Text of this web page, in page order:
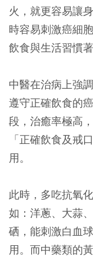
火，就更容易讓
時容易刺激癌細
飲食與生活習慣
中醫在治病上強
遵守正確飲食的
段，治癒率極高
「正確飲食及戒
用。
此時，多吃抗氧
如：洋蔥、大蒜
硒，能刺激白血
用。而中藥類的